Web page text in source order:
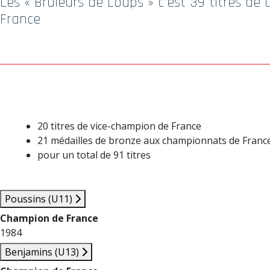
France
20 titres de vice-champion de France
21 médailles de bronze aux championnats de
pour un total de 91 titres
Poussins (U11)
Champion de France
1984
Benjamins (U13)